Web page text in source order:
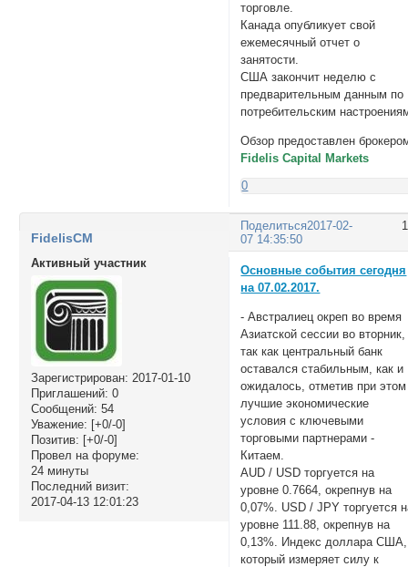
торговле.
Канада опубликует свой
ежемесячный отчет о
занятости.
США закончит неделю с
предварительным данным по
потребительским
Обзор предоставлен
Fidelis Capital Markets
0
Поделиться2017-02-
07 14:35:50
FidelisCM
Активный участник
Зарегистрирован: 2017-01-10
Приглашений: 0
Сообщений: 54
Уважение: [+0/-0]
Позитив: [+0/-0]
Провел на форуме:
24 минуты
Последний визит:
2017-04-13 12:01:23
Основные события сегодня
на 07.02.2017.
- Австралиец окреп во время
Азиатской сессии во вторник,
так как центральный банк
оставался стабильным, как и
ожидалось, отметив при этом
лучшие экономические
условия с ключевыми
торговыми партнерами -
Китаем.
AUD / USD торгуется на
уровне 0.7664, окрепнув на
0,07%. USD / JPY торгуется
уровне 111.88, окрепнув на
0,13%. Индекс доллара США,
который измеряет силу к